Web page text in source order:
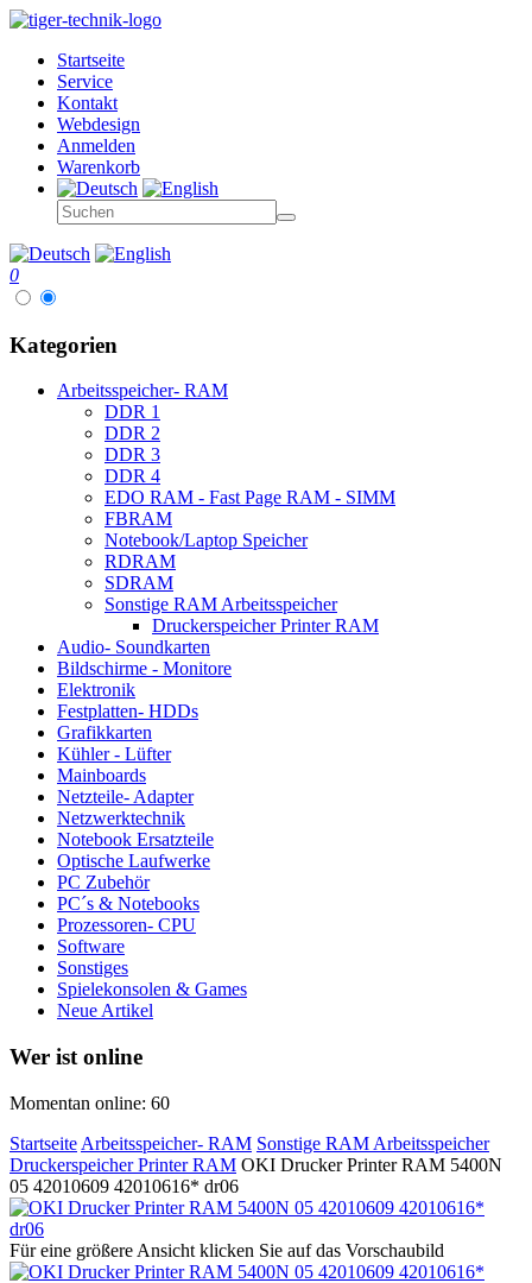
Startseite
Service
Kontakt
Webdesign
Anmelden
Warenkorb
0
Kategorien
Arbeitsspeicher- RAM
DDR 1
DDR 2
DDR 3
DDR 4
EDO RAM - Fast Page RAM - SIMM
FBRAM
Notebook/Laptop Speicher
RDRAM
SDRAM
Sonstige RAM Arbeitsspeicher
Druckerspeicher Printer RAM
Audio- Soundkarten
Bildschirme - Monitore
Elektronik
Festplatten- HDDs
Grafikkarten
Kühler - Lüfter
Mainboards
Netzteile- Adapter
Netzwerktechnik
Notebook Ersatzteile
Optische Laufwerke
PC Zubehör
PC´s & Notebooks
Prozessoren- CPU
Software
Sonstiges
Spielekonsolen & Games
Neue Artikel
Wer ist online
Momentan online: 60
Startseite Arbeitsspeicher- RAM Sonstige RAM Arbeitsspeicher
Druckerspeicher Printer RAM OKI Drucker Printer RAM 5400N
05 42010609 42010616* dr06
Für eine größere Ansicht klicken Sie auf das Vorschaubild